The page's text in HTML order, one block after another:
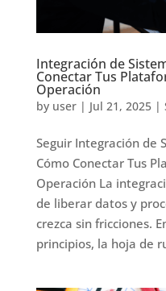
Integración de
Conectar Tus
Operación
by user| Jul 21, 2025|
Seguir Integración de
Cómo Conectar Tus
Operación La
de liberar datos y
crezca sin fricciones.
principios, la hoja de